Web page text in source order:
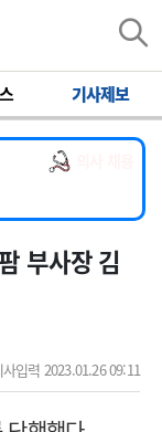
기사제보
채용
의사 공개채용
채용
부사장 김
사입력 2023.01.26 09:11